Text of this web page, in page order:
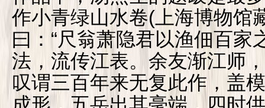
作小青绿山水卷(上海博物馆
曰：“尺翁萧隐君以渔佃百家
法，流传江表。余友渐江师
叹谓三百年来无复此作，盖